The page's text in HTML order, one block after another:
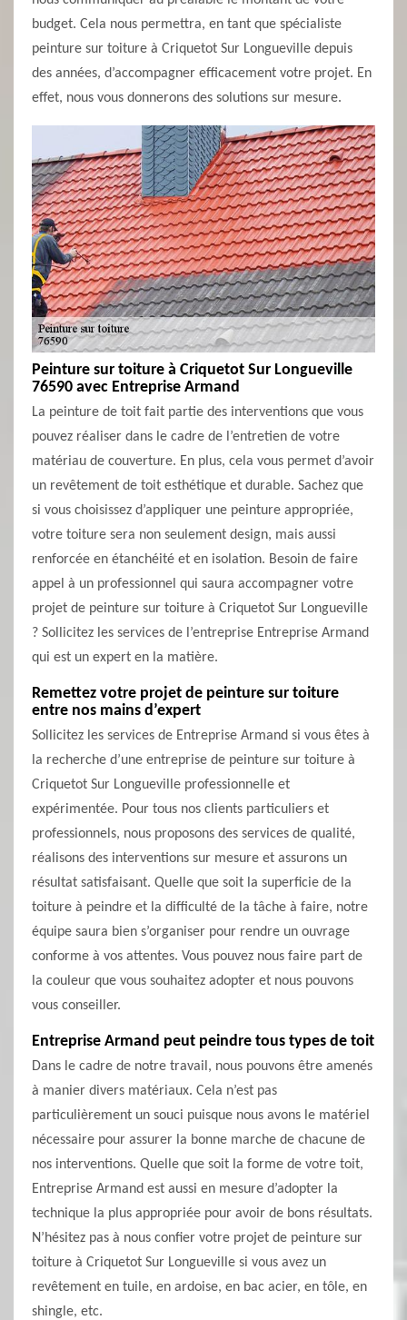
budget. Cela nous permettra, en tant que spécialiste
peinture sur toiture à Criquetot Sur Longueville depuis
des années, d’accompagner efficacement votre projet. En
effet, nous vous donnerons des solutions sur mesure.
Peinture sur toiture à Criquetot Sur Longueville
76590 avec Entreprise Armand
La peinture de toit fait partie des interventions que vous
pouvez réaliser dans le cadre de l’entretien de votre
matériau de couverture. En plus, cela vous permet d’avoir
un revêtement de toit esthétique et durable. Sachez que
si vous choisissez d’appliquer une peinture appropriée,
votre toiture sera non seulement design, mais aussi
renforcée en étanchéité et en isolation. Besoin de faire
appel à un professionnel qui saura accompagner votre
projet de peinture sur toiture à Criquetot Sur Longueville
? Sollicitez les services de l’entreprise Entreprise Armand
qui est un expert en la matière.
Remettez votre projet de peinture sur toiture
entre nos mains d’expert
Sollicitez les services de Entreprise Armand si vous êtes à
la recherche d’une entreprise de peinture sur toiture à
Criquetot Sur Longueville professionnelle et
expérimentée. Pour tous nos clients particuliers et
professionnels, nous proposons des services de qualité,
réalisons des interventions sur mesure et assurons un
résultat satisfaisant. Quelle que soit la superficie de la
toiture à peindre et la difficulté de la tâche à faire, notre
équipe saura bien s’organiser pour rendre un ouvrage
conforme à vos attentes. Vous pouvez nous faire part de
la couleur que vous souhaitez adopter et nous pouvons
vous conseiller.
Entreprise Armand peut peindre tous types de toit
Dans le cadre de notre travail, nous pouvons être amenés
à manier divers matériaux. Cela n’est pas
particulièrement un souci puisque nous avons le matériel
nécessaire pour assurer la bonne marche de chacune de
nos interventions. Quelle que soit la forme de votre toit,
Entreprise Armand est aussi en mesure d’adopter la
technique la plus appropriée pour avoir de bons résultats.
N’hésitez pas à nous confier votre projet de peinture sur
toiture à Criquetot Sur Longueville si vous avez un
revêtement en tuile, en ardoise, en bac acier, en tôle, en
shingle, etc.